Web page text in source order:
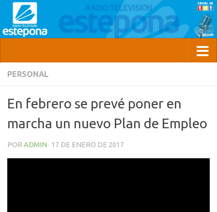
PERSONAL
En febrero se prevé poner en
marcha un nuevo Plan de Empleo
POR ADMIN · 17 DE ENERO DE 2017